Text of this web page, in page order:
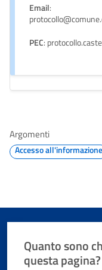
Email:
PEC:
Argomenti
Accesso all'informazione
Quanto sono
questa pagina?